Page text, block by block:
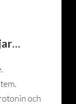
och